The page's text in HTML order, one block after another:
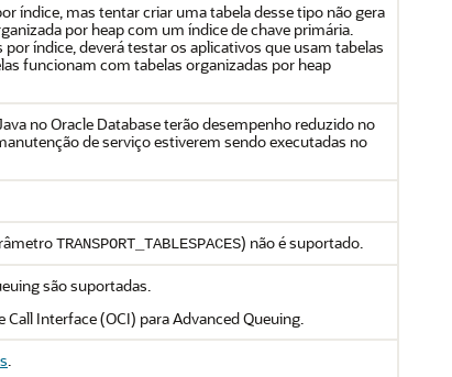
índice, mas tentar criar uma tabela desse tipo não gera
por heap com um índice de chave primária.
índice, deverá testar os aplicativos que usam tabelas
funcionam com tabelas organizadas por heap
no Oracle Database terão desempenho reduzido no
de serviço estiverem sendo executadas no
TRANSPORT_TABLESPACES) não é suportado.
são suportadas.
Interface (OCI) para Advanced Queuing.
.